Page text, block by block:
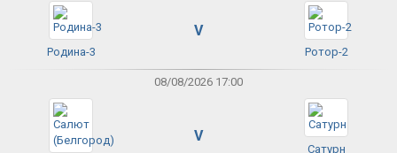
Родина-3
V
Ротор-2
08/08/2026 17:00
V
Сатурн